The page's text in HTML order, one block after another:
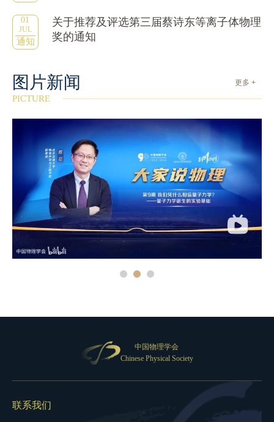
01
JUL
通知
关于推荐及评选第三届蔡诗东等离子体物理
奖的通知
更多 +
图片新闻
PICTURE
中国物理学会
Chinese Physical Society
联系我们